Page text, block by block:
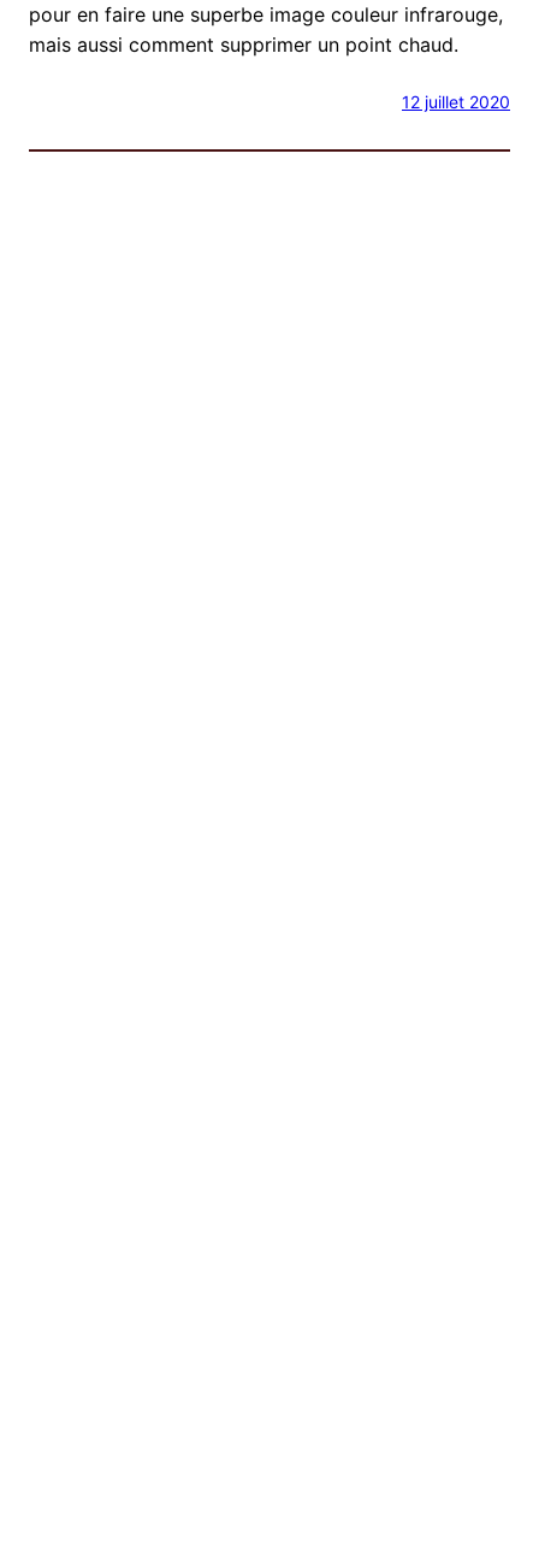
pour en faire une superbe image couleur infrarouge,
mais aussi comment supprimer un point chaud.
12 juillet 2020